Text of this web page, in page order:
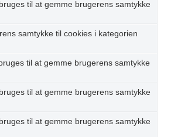
til at gemme brugerens samtykke
samtykke til cookies i kategorien
til at gemme brugerens samtykke
til at gemme brugerens samtykke
til at gemme brugerens samtykke